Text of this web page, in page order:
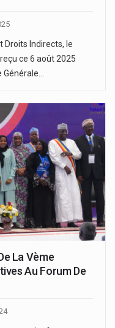
Droits Indirects, le
ce 6 août 2025
Générale…
La Vème
Au Forum De